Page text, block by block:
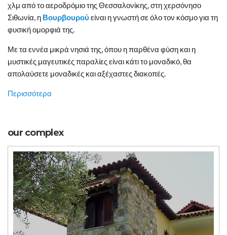
χλμ από το αεροδρόμιο της Θεσσαλονίκης, στη χερσόνησο
Σιθωνία, η Βουρβουρού είναι η γνωστή σε όλο τον κόσμο για τη
φυσική ομορφιά της.
Με τα εννέα μικρά νησιά της, όπου η παρθένα φύση και η
μυστικές μαγευτικές παραλίες είναι κάτι το μοναδικό, θα
απολαύσετε μοναδικές και αξέχαστες διακοπές.
Περισσότερα
our complex